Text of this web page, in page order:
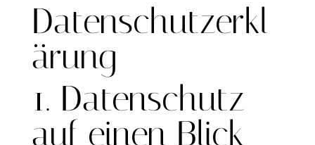
Datenschutz­erkl
ärung
1. Datenschutz
auf einen Blick